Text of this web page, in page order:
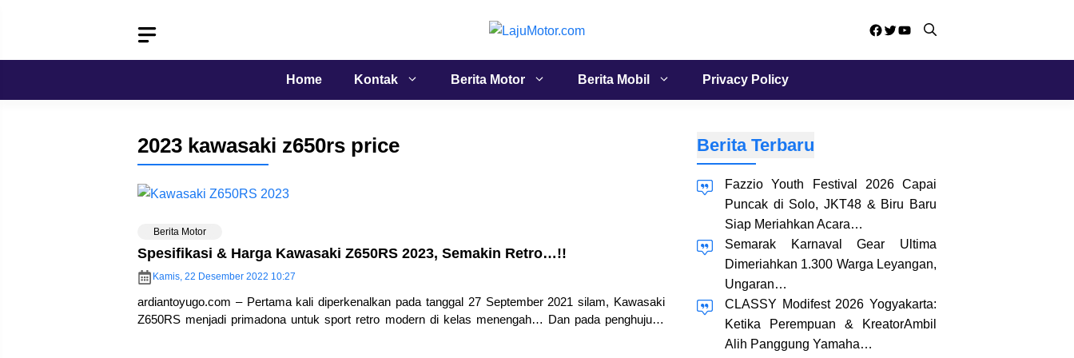
Facebook
Twitter
YouTube
Home Kontak Berita Motor Berita Mobil Privacy Policy
2023 kawasaki z650rs price
Berita Motor
Spesifikasi & Harga Kawasaki Z650RS 2023, Semakin Retro…!!
Kamis, 22 Desember 2022 10:27
ardiantoyugo.com – Pertama kali diperkenalkan pada tanggal 27 September 2021 silam, Kawasaki
Z650RS menjadi primadona untuk sport retro modern di kelas menengah… Dan pada penghujung
Berita Terbaru
Fazzio Youth Festival 2026 Capai
Puncak di Solo, JKT48 & Biru Baru
Siap Meriahkan Acara…
Semarak Karnaval Gear Ultima
Dimeriahkan 1.300 Warga Leyangan,
Ungaran…
CLASSY Modifest 2026 Yogyakarta:
Ketika Perempuan & KreatorAmbil
Alih Panggung Yamaha…